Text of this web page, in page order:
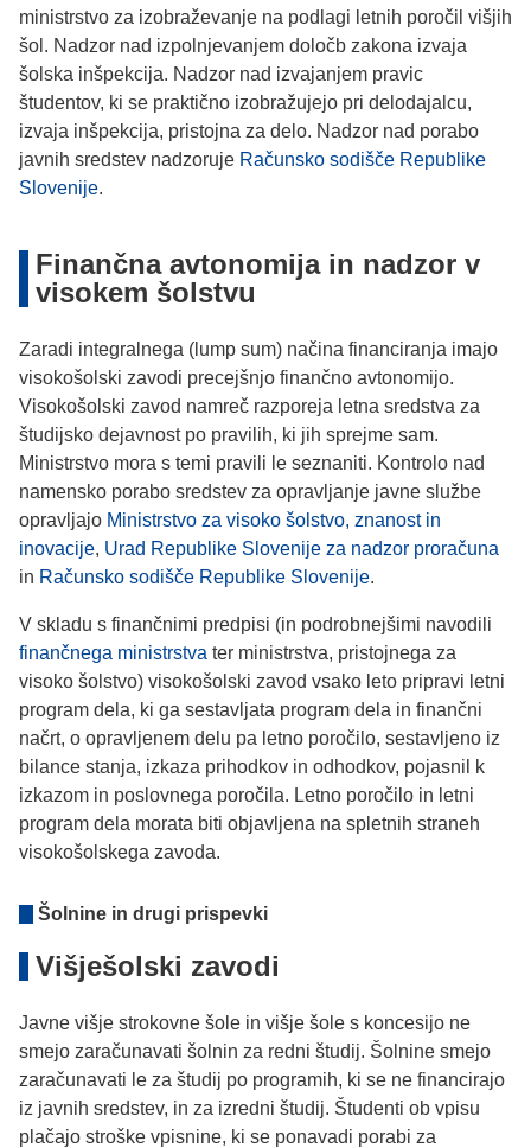
ministrstvo za izobraževanje na podlagi letnih poročil višjih
šol. Nadzor nad izpolnjevanjem določb zakona izvaja
šolska inšpekcija. Nadzor nad izvajanjem pravic
študentov, ki se praktično izobražujejo pri delodajalcu,
izvaja inšpekcija, pristojna za delo. Nadzor nad porabo
javnih sredstev nadzoruje Računsko sodišče Republike
Slovenije.
Finančna avtonomija in nadzor v
visokem šolstvu
Zaradi integralnega (lump sum) načina financiranja imajo
visokošolski zavodi precejšnjo finančno avtonomijo.
Visokošolski zavod namreč razporeja letna sredstva za
študijsko dejavnost po pravilih, ki jih sprejme sam.
Ministrstvo mora s temi pravili le seznaniti. Kontrolo nad
namensko porabo sredstev za opravljanje javne službe
opravljajo Ministrstvo za visoko šolstvo, znanost in
inovacije, Urad Republike Slovenije za nadzor proračuna
in Računsko sodišče Republike Slovenije.
V skladu s finančnimi predpisi (in podrobnejšimi navodili
finančnega ministrstva ter ministrstva, pristojnega za
visoko šolstvo) visokošolski zavod vsako leto pripravi letni
program dela, ki ga sestavljata program dela in finančni
načrt, o opravljenem delu pa letno poročilo, sestavljeno iz
bilance stanja, izkaza prihodkov in odhodkov, pojasnil k
izkazom in poslovnega poročila. Letno poročilo in letni
program dela morata biti objavljena na spletnih straneh
visokošolskega zavoda.
Šolnine in drugi prispevki
Višješolski zavodi
Javne višje strokovne šole in višje šole s koncesijo ne
smejo zaračunavati šolnin za redni študij. Šolnine smejo
zaračunavati le za študij po programih, ki se ne financirajo
iz javnih sredstev, in za izredni študij. Študenti ob vpisu
plačajo stroške vpisnine, ki se ponavadi porabi za